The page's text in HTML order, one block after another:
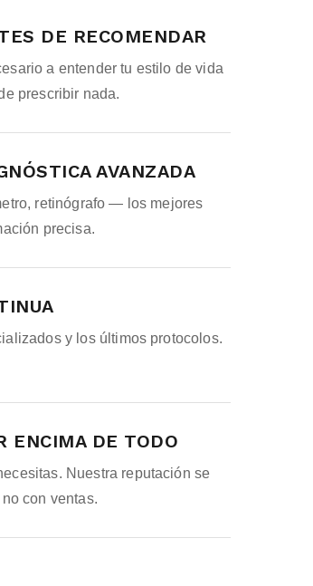
DE RECOMENDAR
a entender tu estilo de vida
prescribir nada.
AVANZADA
retinógrafo — los mejores
precisa.
y los últimos protocolos.
ENCIMA DE TODO
Nuestra reputación se
con ventas.